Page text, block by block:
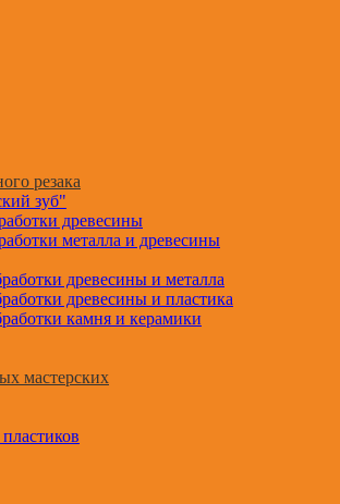
резака
зуб"
древесины
металла и древесины
древесины и металла
древесины и пластика
камня и керамики
мастерских